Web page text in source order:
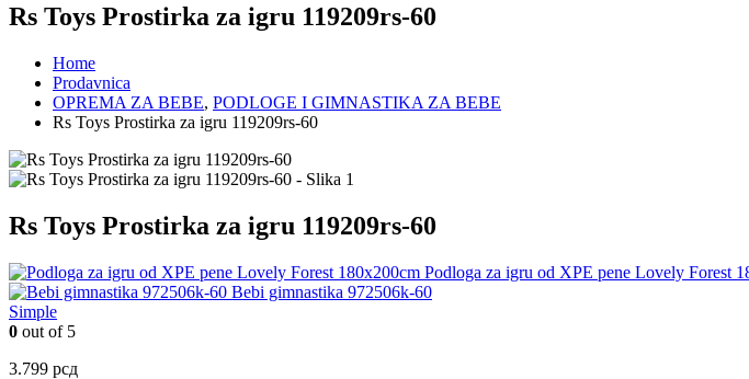
Rs Toys Prostirka za igru 119209rs-60
Home
Prodavnica
OPREMA ZA BEBE, PODLOGE I GIMNASTIKA ZA BEBE
Rs Toys Prostirka za igru 119209rs-60
Rs Toys Prostirka za igru 119209rs-60
Podloga za igru od XPE pene Lovely Forest
Bebi gimnastika 972506k-60
Simple
0 out of 5
3.799 рсд